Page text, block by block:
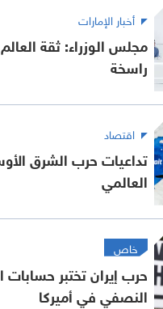
أخبار الإمارات
مجلس الوزراء: ثقة
راسخة
اقتصاد
تداعيات حرب الشرق
العالمي
خاص
حرب إيران تختبر حسابات
النصفي في أميركا